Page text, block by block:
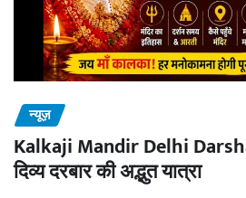
न्यूज़
Kalkaji Mandir Delhi
दिव्य दरबार की अद्भुत यात्रा